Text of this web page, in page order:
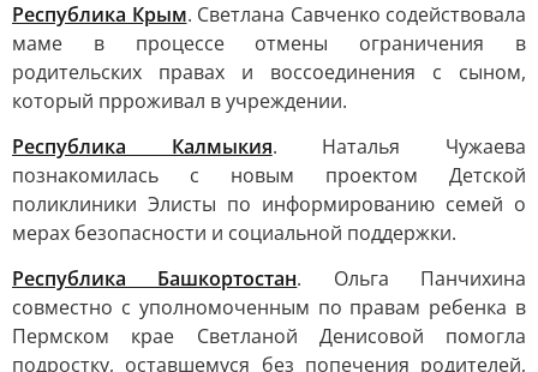
Республика Крым. Светлана Савченко содействовала
маме в процессе отмены ограничения в
родительских правах и воссоединения с сыном,
который прроживал в учреждении.
Республика Калмыкия. Наталья Чужаева
познакомилась с новым проектом Детской
поликлиники Элисты по информированию семей о
мерах безопасности и социальной поддержки.
Республика Башкортостан. Ольга Панчихина
совместно с уполномоченным по правам ребенка в
Пермском крае Светланой Денисовой помогла
подростку, оставшемуся без попечения родителей,